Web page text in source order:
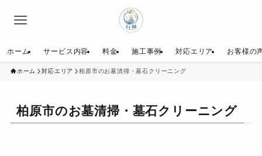
ホーム サービス内容 料金 施工事例 対応エリア お客様の
ホーム 対応エリア 柏原市のお墓清掃・墓石クリーニング
柏原市のお墓清掃・墓石クリーニング